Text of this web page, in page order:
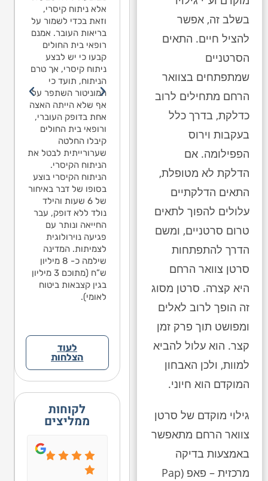
בשלב זה, אפשר
להציל חיים. התאים
הסרטניים
שמתפתחים בצוואר
הרחם מתחילים לרוב
כדלקת, בדרך כלל
בעקבות וירוס
הפפילומה. אם
הדלקת לא מטופלת,
התאים הדלקתיים
עלולים להפוך לתאים
טרום סרטניים, ומשם
הדרך להתפתחות
סרטן צוואר הרחם
היא קצרה. סרטן מסוג
זה הופך לרוב לאלים
ומפושט תוך פרק זמן
קצר. הוא עלול להביא
למוות, ולכן האבחון
המוקדם הוא חיוני.
גילוי מוקדם של סרטן
צוואר הרחם מתאפשר
באמצעות בדיקה
מרכזית – פאפ (Pap
האפילפסיה נגרמה
מהנפילה,
שלא נגרם
או דימום מוחי.
מומחים
פנימית כי
אין קשר בין
בגלל
בישיבת הגישור
בתיק
בחוות הדעת
הנתבעים,
אחוזי הנכות
הנתבעים
הגישו הודעת צד
אותם
במסגרת
טענות אלה
התקבלו.
וזאת בכדי לשמור על
רופאי בית החולים
הניתוח, תועד כי
המוניטור השתפר על
אחת בדופק העוברי,
קיבלו החלטה
שערורייתית לבטל את
הניתוח הקיסרי בוצע
בסופו של דבר באיחור
נולד ללא דופק, עבר
פגיעה נוירולוגית
לצמיתות. המדינה
בגין קצבאות ביטוח
לאומי).
מומחה התביעה טען
כי האפילפסיה נגרמה
כתוצאה מהנפילה,
למרות שלא נגרם
שבר או דימום מוחי.
מספר מומחים
לנוירולוגיה מסרו
בהתייעצות פנימית כי
לדעתם אין קשר בין
הנפילה לבין
האפילפסיה בגלל
שלא היה שבר/דימום
מוחי. בישיבת הגישור
שהתקיימה בתיק
עמדתי על משפט
אחד בחוות הדעת
מטעם הנתבעים,
לפניו אינו יכול לקבוע
את אחוזי הנכות
שנגרמו כתוצאה
מהנפילה. הנתבעים
גם הגישו הודעת צד
ג’ נגד ההורים
והאשימו אותם
בנפילה. במסגרת
לעוד
הצלחות
לקוחות
ממליצים